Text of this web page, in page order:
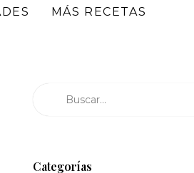
MÁS RECETAS
Categorías